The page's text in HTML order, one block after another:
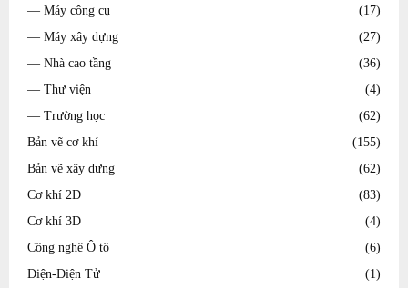
— Máy công cụ
(17)
— Máy xây dựng
(27)
— Nhà cao tầng
(36)
— Thư viện
(4)
— Trường học
(62)
Bản vẽ cơ khí
(155)
Bản vẽ xây dựng
(62)
Cơ khí 2D
(83)
Cơ khí 3D
(4)
Công nghệ Ô tô
(6)
Điện-Điện Tử
(1)